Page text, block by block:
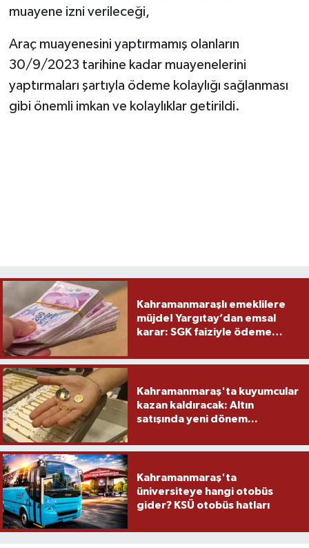
muayene izni verileceği,
Araç muayenesini yaptırmamış olanların
30/9/2023 tarihine kadar muayenelerini
yaptırmaları şartıyla ödeme kolaylığı sağlanması
gibi önemli imkan ve kolaylıklar getirildi.
Kahramanmaraşlı emeklilere
müjde! Yargıtay’dan emsal
karar: SGK faiziyle ödeme
Kahramanmaraş'ta kuyumcular
kazan kaldıracak: Altın
satışında yeni dönem...
Kahramanmaraş'ta
üniversiteye hangi otobüs
gider? KSÜ otobüs hatları